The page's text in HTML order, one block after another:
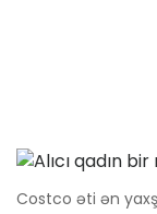
Costco əti ən